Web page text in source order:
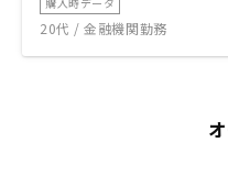
20代 / 金融機関勤務